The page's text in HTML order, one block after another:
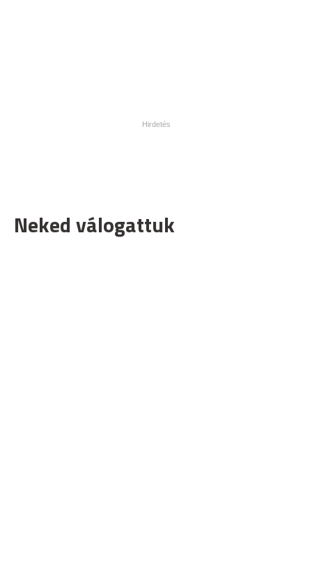
Neked válogattuk